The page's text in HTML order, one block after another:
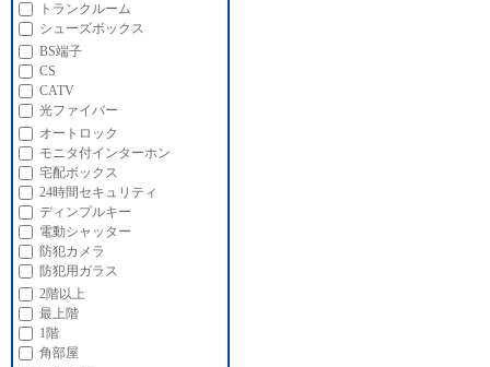
トランクルーム
シューズボックス
BS端子
CS
CATV
光ファイバー
オートロック
モニタ付インターホン
宅配ボックス
24時間セキュリティ
ディンプルキー
電動シャッター
防犯カメラ
防犯用ガラス
2階以上
最上階
1階
角部屋